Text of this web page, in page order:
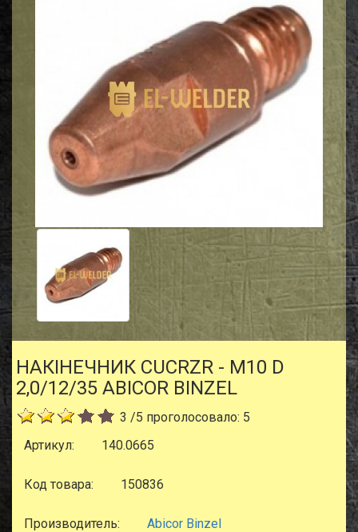
НАКIНЕЧНИК CUCRZR - M10 D
2,0/12/35 ABICOR BINZEL
3 /5 проголосовало: 5
Артикул:
140.0665
Код товара: 150836
Производитель: Abicor Binzel